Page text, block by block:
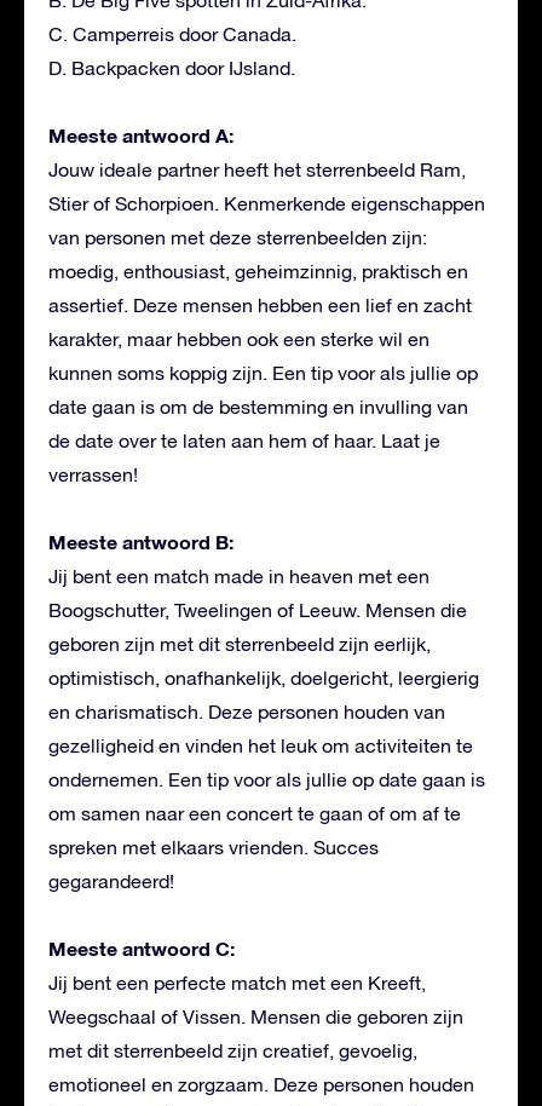
C. Camperreis door Canada.
D. Backpacken door IJsland.
Meeste antwoord A:
Jouw ideale partner heeft het sterrenbeeld Ram,
Stier of Schorpioen. Kenmerkende eigenschappen
van personen met deze sterrenbeelden zijn:
moedig, enthousiast, geheimzinnig, praktisch en
assertief. Deze mensen hebben een lief en zacht
karakter, maar hebben ook een sterke wil en
kunnen soms koppig zijn. Een tip voor als jullie op
date gaan is om de bestemming en invulling van
de date over te laten aan hem of haar. Laat je
verrassen!
Meeste antwoord B:
Jij bent een match made in heaven met een
Boogschutter, Tweelingen of Leeuw. Mensen die
geboren zijn met dit sterrenbeeld zijn eerlijk,
optimistisch, onafhankelijk, doelgericht, leergierig
en charismatisch. Deze personen houden van
gezelligheid en vinden het leuk om activiteiten te
ondernemen. Een tip voor als jullie op date gaan is
om samen naar een concert te gaan of om af te
spreken met elkaars vrienden. Succes
gegarandeerd!
Meeste antwoord C:
Jij bent een perfecte match met een Kreeft,
Weegschaal of Vissen. Mensen die geboren zijn
met dit sterrenbeeld zijn creatief, gevoelig,
emotioneel en zorgzaam. Deze personen houden